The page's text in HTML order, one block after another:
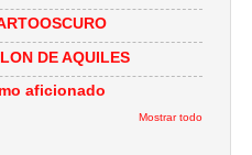
DE AQUILES
aficionado
Mostrar todo